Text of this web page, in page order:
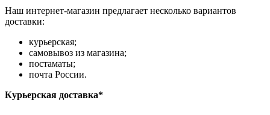
Наш интернет-магазин предлагает несколько вариантов
доставки:
курьерская;
самовывоз из магазина;
постаматы;
почта России.
Курьерская доставка*